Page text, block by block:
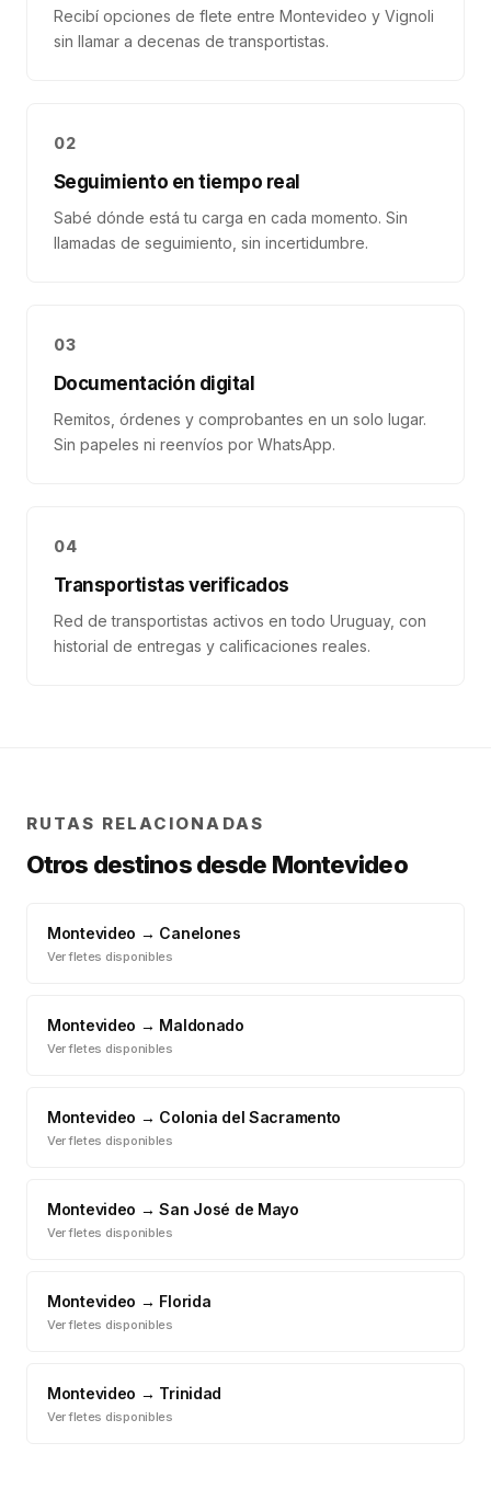
Recibí opciones de flete entre Montevideo y Vignoli
sin llamar a decenas de transportistas.
02
Seguimiento en tiempo real
Sabé dónde está tu carga en cada momento. Sin
llamadas de seguimiento, sin incertidumbre.
03
Documentación digital
Remitos, órdenes y comprobantes en un solo lugar.
Sin papeles ni reenvíos por WhatsApp.
04
Transportistas verificados
Red de transportistas activos en todo Uruguay, con
historial de entregas y calificaciones reales.
RUTAS RELACIONADAS
Otros destinos desde Montevideo
Montevideo → Canelones
Ver fletes disponibles
Montevideo → Maldonado
Ver fletes disponibles
Montevideo → Colonia del Sacramento
Ver fletes disponibles
Montevideo →San José de Mayo
Ver fletes disponibles
Montevideo → Florida
Ver fletes disponibles
Montevideo → Trinidad
Ver fletes disponibles